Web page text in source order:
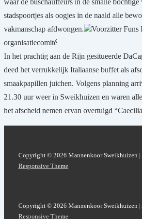
stadspoortjes als oogjes in de naald alle
vakmanschap afdwongen.
Voorzitter Funs
organisatiecomité
In het prachtig aan de Rijn gesitueerde
deed het verrukkelijk Italiaanse buffet als
smaakpapillen juichen. Volgens planning
21.30 uur weer in Sweikhuizen en waren
het afscheid nemen ervan overtuigd
Copyright © 2026 Mannenkoor Sweikhuizen
Responsive Theme
Copyright © 2026 Mannenkoor Sweikhuizen
Responsive Theme